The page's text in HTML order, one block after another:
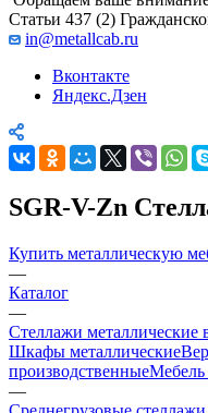
Статьи 437 (2)
in@metallcab.ru
Вконтакте
Яндекс.Дзен
SGR-V-Zn
Купить металлическую
—
Каталог
—
Стеллажи металлические
Шкафы металлические
производственные
—